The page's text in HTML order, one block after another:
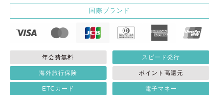
国際ブランド
年会費無料 スピード発行
海外旅行保険 ポイント高還元
ETCカード 電子マネー